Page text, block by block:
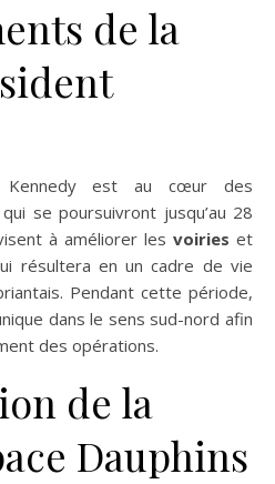
de la
est au cœur des
se poursuivront jusqu’au 28
à améliorer les voiries et
résultera en un cadre de vie
Pendant cette période,
dans le sens sud-nord afin
des opérations.
de la
Dauphins